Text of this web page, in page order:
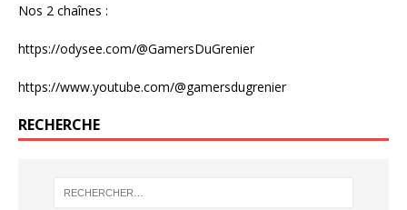
Nos 2 chaînes :
https://odysee.com/@GamersDuGrenier
https://www.youtube.com/@gamersdugrenier
RECHERCHE